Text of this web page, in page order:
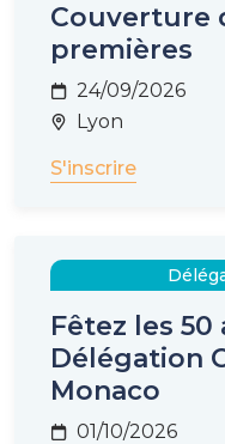
Couverture
premières
24/09/2026
Lyon
S'inscrire
Fêtez les 50
Délégation
Monaco
01/10/2026